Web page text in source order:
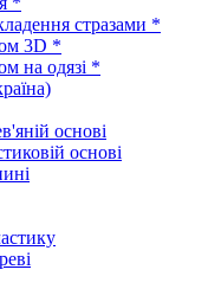
стразами *
3D *
на одязі *
основі
основі